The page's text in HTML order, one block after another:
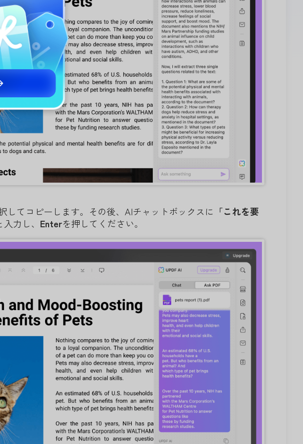
してコピーします。その後、AIチャットボックスに 「これを要
入力し、 Enterを押してください。